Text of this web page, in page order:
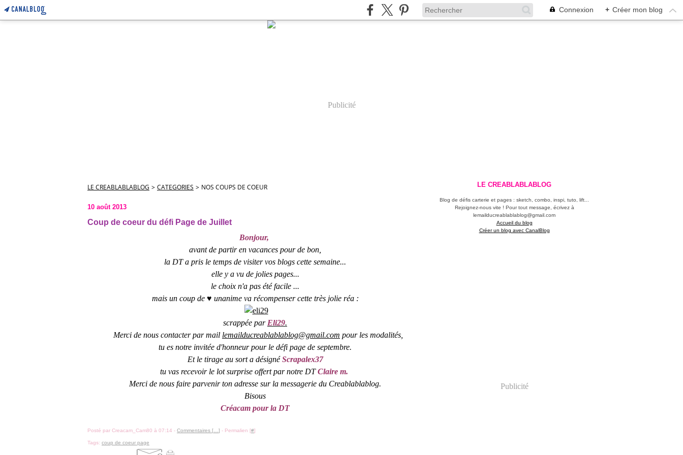
Connexion + Créer mon blog
Publicité
LE CREABLABLABLOG > CATEGORIES > NOS COUPS DE COEUR
10 août 2013
Coup de coeur du défi Page de Juillet
Bonjour,
avant de partir en vacances pour de bon,
la DT a pris le temps de visiter vos blogs cette semaine...
elle y a vu de jolies pages...
le choix n'a pas été facile ...
mais un coup de ♥ unanime va récompenser cette très jolie réa :
scrappée par Eli29.
Merci de nous contacter par mail lemailducreablablablog@gmail.com pour les modalités,
tu es notre invitée d'honneur pour le défi page de septembre.
Et le tirage au sort a désignéScrapalex37
tu vas recevoir le lot surprise offert par notre DTClaire m.
Merci de nous faire parvenir ton adresse sur la messagerie du Creablablablog.
Bisous
Créacam pour la DT
Posté par Creacam_Cam80 à 07:14 - Commentaires [ ] - Permalien [#]
Tags: coup de coeur page
LE CREABLABLABLOG
Blog de défis carterie et pages : sketch, combo, inspi, tuto, lift...
Rejoignez-nous vite ! Pour tout message, écrivez à
lemailducreablablablog@gmail.com
Accueil du blog
Créer un blog avec CanalBlog
Publicité